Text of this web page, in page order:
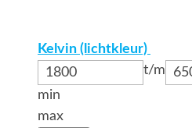
Kelvin (lichtkleur)
t/m
min
max